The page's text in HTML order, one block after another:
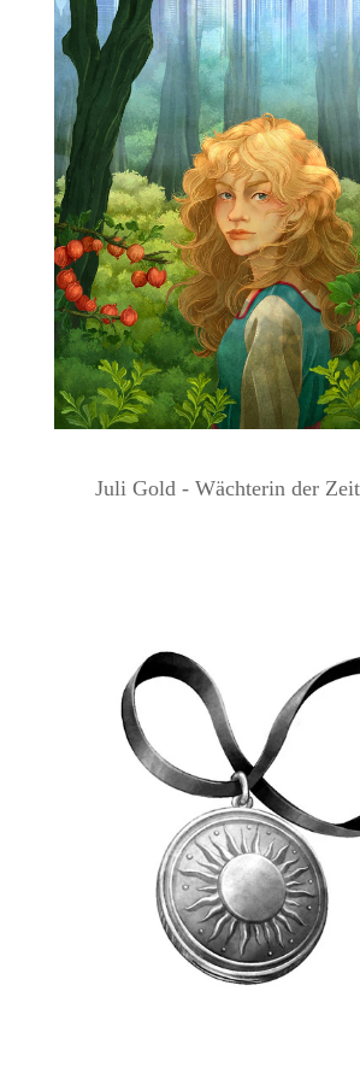
Juli Gold - Wächterin der